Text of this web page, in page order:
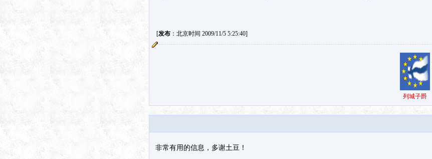
[发布：北京时间 2009/11/5 5:25:40]
列城子爵
非常有用的信息，多谢土豆！